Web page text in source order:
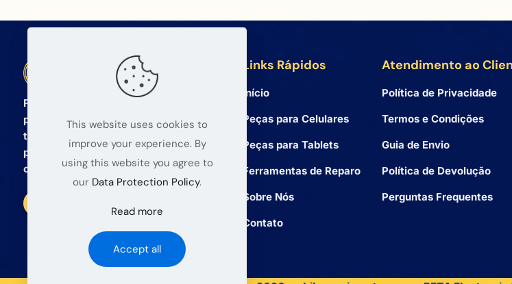
BETA Electronic Co LTD
Fornecedor atacadista profissional de
peças de reposição para celulares e
tablets desde 2008. Oferecemos
produtos de alta qualidade e serviço
confiável para atacadistas globais.
Links Rápidos
Início
Peças para Celulares
Peças para Tablets
Ferramentas de Reparo
Sobre Nós
Contato
Atendimento ao
Política de Privacidade
Termos e Condições
Guia de Envio
Política de Devolução
Perguntas Frequentes
This website uses cookies to
improve your experience. By
using this website you agree to
our Data Protection Policy.
Read more
Accept all